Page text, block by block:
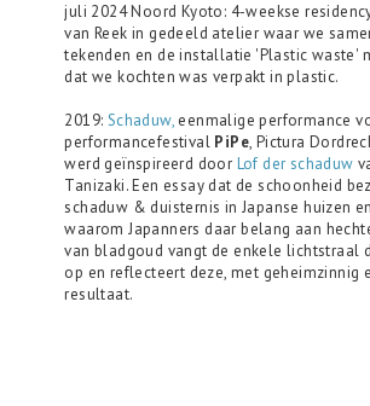
juli 2024 Noord Kyoto: 4-weekse
van Reek in gedeeld atelier waar we
tekenden en de installatie 'Plastic waste'
dat we kochten was verpakt in plastic.
2019: Schaduw, eenmalige performance
performancefestival PiPe, Pictura
werd geïnspireerd door Lof der schaduw
Tanizaki. Een essay dat de schoonheid
schaduw & duisternis in Japanse huizen
waarom Japanners daar belang aan
van bladgoud vangt de enkele lichtstraal
op en reflecteert deze, met geheimzinnig
resultaat.